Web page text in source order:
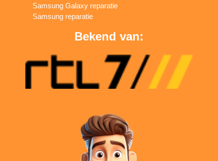
Samsung Galaxy reparatie
Samsung reparatie
Bekend van: